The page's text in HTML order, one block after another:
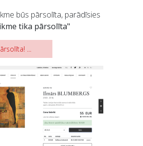
būs pārsolīta, parādīsies
tika pārsolīta"
...